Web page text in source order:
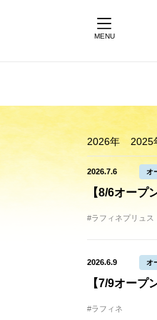
MENU
2026年 2025
2026.7.6 オ
【8/6オー
#ラフィネプリュス
2026.6.9 オ
【7/9オープ
#ラフィネ